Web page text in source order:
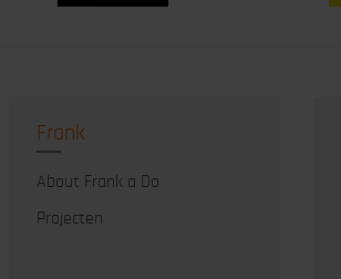
Frank
About Frank a Do
Projecten